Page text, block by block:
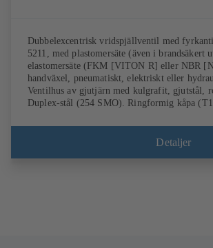
Dubbelexcentrisk vridspjällventil med
5211, med plastomersäte (även i brandsäkert
elastomersäte (FKM [VITON R] eller NBR
handväxel, pneumatiskt, elektriskt eller
Ventilhus av gjutjärn med kulgrafit, gjutstål,
Duplex-stål (254 SMO). Ringformig kåpa
motfläns. Anslutningar enligt EN, ASME
Brandsäkerhetstestning och -certifiering
Detaljer